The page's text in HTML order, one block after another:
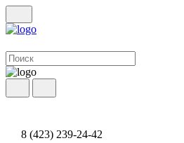
8 (423) 239-24-42